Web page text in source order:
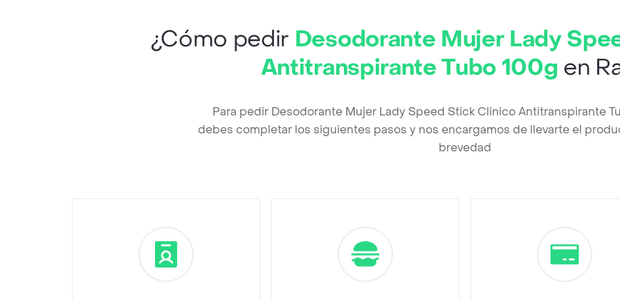
¿Cómo pedir Desodorante Mujer Lady
Antitranspirante Tubo 100g en
Para pedir Desodorante Mujer Lady Speed Stick Clinico Antitranspirante
debes completar los siguientes pasos y nos encargamos de llevarte el
brevedad